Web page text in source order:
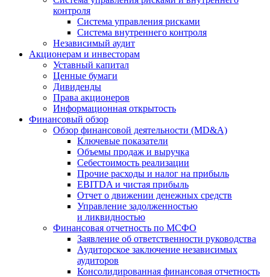
контроля
Система управления рисками
Система внутреннего контроля
Независимый аудит
Акционерам и инвесторам
Уставный капитал
Ценные бумаги
Дивиденды
Права акционеров
Информационная открытость
Финансовый обзор
Обзор финансовой деятельности (MD&A)
Ключевые показатели
Объемы продаж и выручка
Себестоимость реализации
Прочие расходы и налог на прибыль
EBITDA и чистая прибыль
Отчет о движении денежных средств
Управление задолженностью
и ликвидностью
Финансовая отчетность по МСФО
Заявление об ответственности руководства
Аудиторское заключение независимых
аудиторов
Консолидированная финансовая отчетность